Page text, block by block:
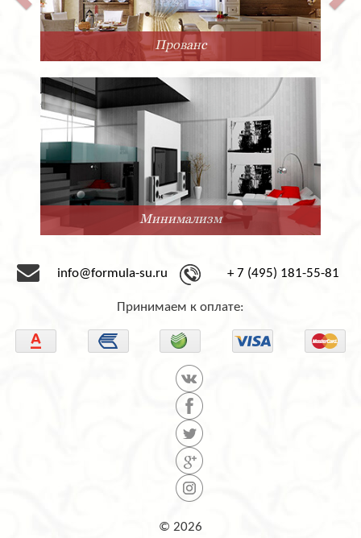
Прованс
Минимализм
info@formula-su.ru + 7 (495) 181-55-81
Принимаем к оплате:
© 2026